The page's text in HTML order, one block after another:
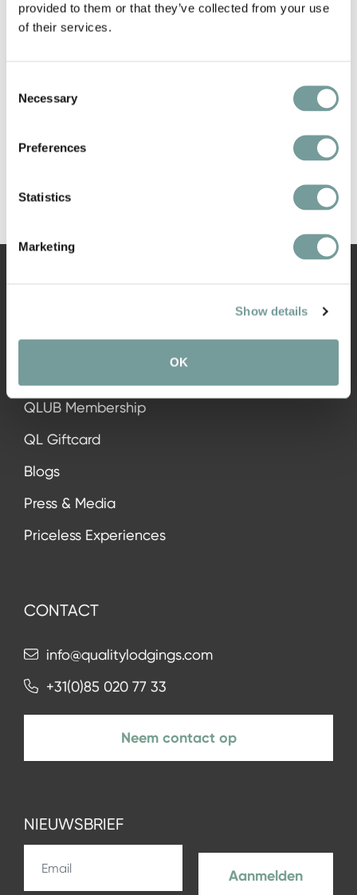
provided to them or that they’ve collected from your use
of their services.
Selection
Necessary
Preferences
Statistics
Marketing
Show details
OK
QLUB Membership
QL Giftcard
Blogs
Press & Media
Priceless Experiences
CONTACT
info@qualitylodgings.com
+31(0)85 020 77 33
Neem contact op
NIEUWSBRIEF
Aanmelden